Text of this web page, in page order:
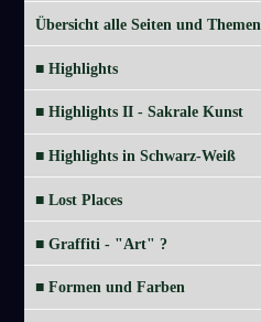
Übersicht alle Seiten und Themen
■ Highlights
■ Highlights II - Sakrale Kunst
■ Highlights in Schwarz-Weiß
■ Lost Places
■ Graffiti - "Art" ?
■ Formen und Farben